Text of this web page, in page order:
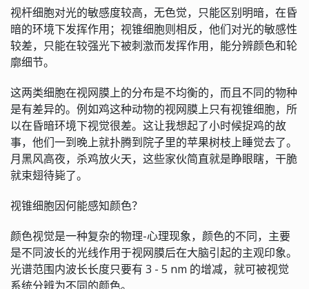
视杆细胞对光的敏感度较高，无色觉，只能区别明暗，在昏
暗的环境下发挥作用；视锥细胞则相反，他们对光的敏感性
较差，只能在较强光下被刺激而发挥作用，能分辨颜色和轮
廓细节。
这两类细胞在视网膜上的分布是不均衡的，而且不同的物种
是有差异的。例如鸡这种动物的视网膜上只有视锥细胞，所
以在昏暗环境下视觉很差。这让我想起了小时候捉鸡的故
事，他们一到晚上就扑腾到院子里的苹果树枝上睡觉去了。
月黑风高夜，杀鸡放火天，这些家伙简直就是睁眼瞎，干脆
就束翅待毙了。
视锥细胞因何能感知颜色？
颜色视觉是一种复杂的物理-心理现象，颜色的不同，主要
是不同波长的光线作用于视网膜后在大脑引起的主观印象。
光谱范围内波长长度只要有 3 - 5 nm 的增减，就可被视觉
系统分辨为不同的颜色。